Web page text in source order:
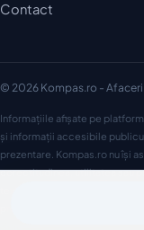
Contact
© 2026 Kompas.ro -
Informațiile afișate pe
și informații accesibile
prezentare. Kompas.ro nu își
corectitudinea, utilitatea sau